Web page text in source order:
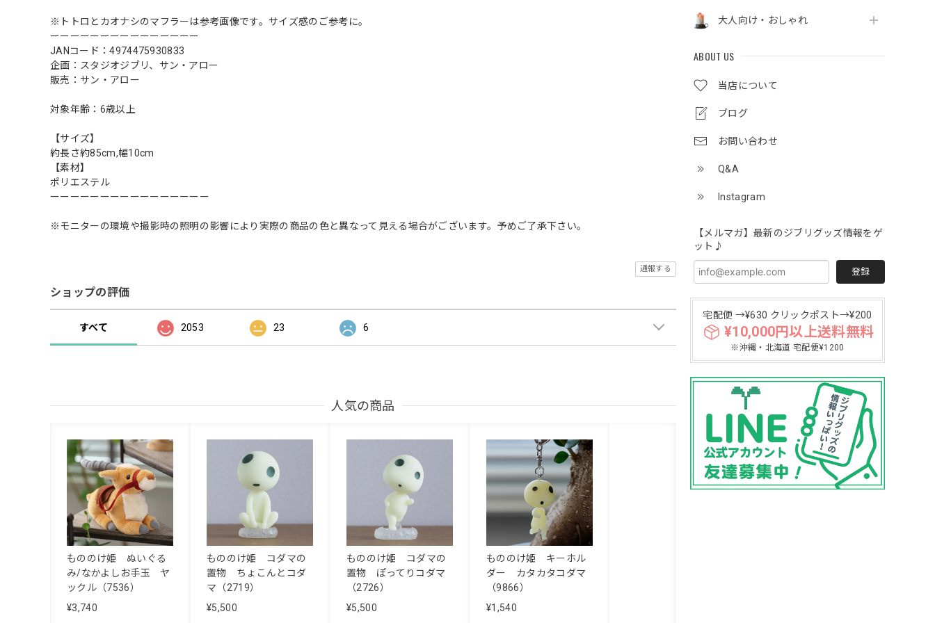
大人向け・おしゃれ
ABOUT US
当店について
ブログ
お問い合わせ
Q&A
Instagram
【メルマガ】最新のジブリグッズ情報をゲ
ット♪
登録
宅配便 →¥630 クリックポスト→¥200
¥10,000円以上送料無料
※沖縄・北海道 宅配便¥1200
※トトロとカオナシのマフラーは参考画像です。サイズ感のご参考に。
ーーーーーーーーーーーーーーー
JANコード：4974475930833
企画：スタジオジブリ、サン・アロー
販売：サン・アロー
対象年齢：6歳以上
【サイズ】
約長さ約85cm,幅10cm
【素材】
ポリエステル
ーーーーーーーーーーーーーーーー
※モニターの環境や撮影時の照明の影響により実際の商品の色と異なって見える場合がございます。予めご了承下さい。
通報する
ショップの評価
すべて 2053 23 6
人気の商品
もののけ姫 ぬいぐる
み/なかよしお手玉 ヤ
ックル（7536）
¥3,740
もののけ姫 コダマの
置物 ちょこんとコダ
マ（2719）
¥5,500
もののけ姫 コダマの
置物 ぽってりコダマ
（2726）
¥5,500
もののけ姫 キーホル
ダー カタカタコダマ
（9866）
¥1,540